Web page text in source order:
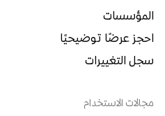
المؤسسات
احجز عرضًا توضيحيًا
سجل التغييرات
مجالات الاستخدام